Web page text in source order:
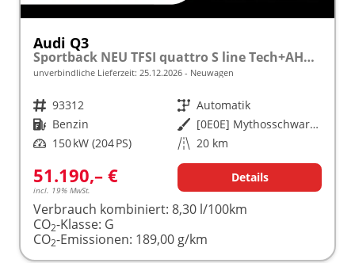
Audi Q3
Sportback NEU TFSI quattro S line Tech+AHK+Alu19+LEDplus+KlimaPlus+ExtSchwarz
unverbindliche Lieferzeit: 25.12.2026 Neuwagen
Fahrzeugnr. 93312 Getriebe Automatik
Kraftstoff Benzin Außenfarbe
[0E0E] Mythosschwarz Metallic
Leistung 150 kW (204 PS) Kilometerstand 20 km
51.190,– €
incl. 19% MwSt.
Details
Verbrauch kombiniert: 8,30 l/100km
CO2-Klasse: G
CO2-Emissionen: 189,00 g/km